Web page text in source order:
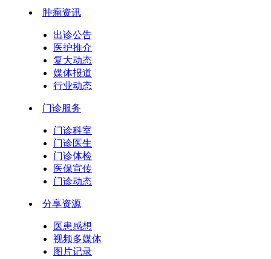
肿瘤资讯
出诊公告
医护推介
复大动态
媒体报道
行业动态
门诊服务
门诊科室
门诊医生
门诊体检
医保宣传
门诊动态
分享资源
医患感想
视频多媒体
图片记录